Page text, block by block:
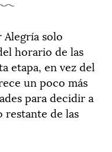
solo
horario de las
etapa, en vez del
un poco más
para decidir a
restante de las